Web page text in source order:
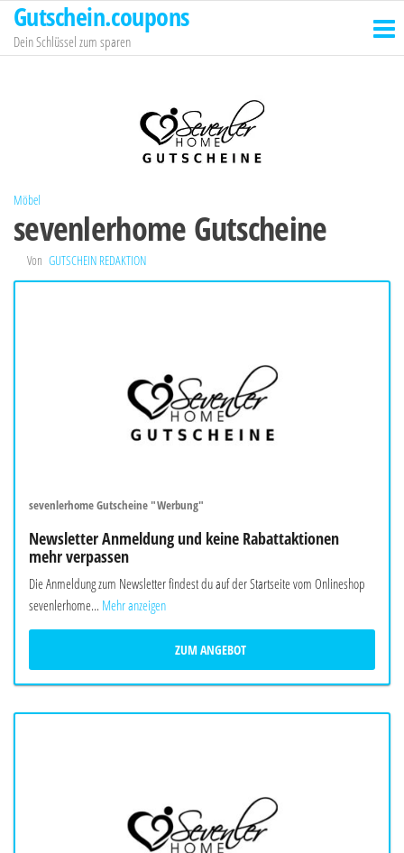
Zum
Inhalt
springen
Gutschein.coupons
Dein Schlüssel zum sparen
Möbel
sevenlerhome Gutscheine
Von GUTSCHEIN REDAKTION
sevenlerhome Gutscheine "Werbung"
Newsletter Anmeldung und keine Rabattaktionen
mehr verpassen
Die Anmeldung zum Newsletter findest du auf der Startseite vom Onlineshop
sevenlerhome... Mehr anzeigen
ZUM ANGEBOT